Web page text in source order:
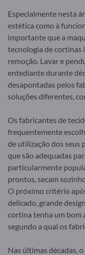
Especialmente nesta
estética como à
importante que a
tecnologia de cortinas
remoção. Lavar e
entediante durante
desapontadas pelos
soluções diferentes,
Os fabricantes de
frequentemente
de utilização dos seus
que são adequadas
particularmente
prontos, secam
O próximo critério
delicado, grande
cortina tenha um bom
segundo a qual os
Nas últimas décadas,